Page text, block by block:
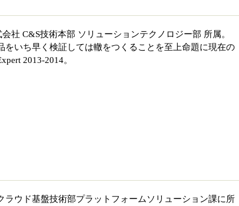
社 C&S技術本部 ソリューションテクノロジー部 所属。
をいち早く検証しては轍をつくることを至上命題に現在の
2013-2014。
ラウド基盤技術部プラットフォームソリューション課に所